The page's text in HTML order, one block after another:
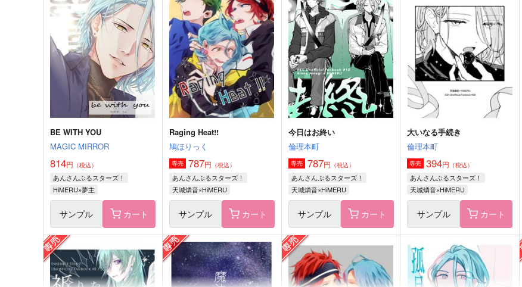
孤月に触れる
未実装器官
787 円（税込）
桜河こはく×HiMERU
サンプル 作品詳細
祈りをほどくまで
低空飛行
710円（税込）
HiMERU×風早巽
サンプル 作品詳細
なきごと 前編
街屋
897円（税込）
HiMERU×桜河こはく
サンプル 作品詳細
ダブセン短編2
usami
629円（税込）
天城燐音×HiMERU
サンプル 作品詳細
ヘビィグラビティビート
不滅宣言
home
Tranquilizer
BE WITH YOU
MAGIC MIRROR
814円 （税込）
あんさんぶるスターズ！
HiMERU×夢主
サンプル カート
Raging Heat!!
鳩ほりっく
専売 787円 （税込）
あんさんぶるスターズ！
天城燐音×HiMERU
サンプル カート
今日はお終い
倫理本町
専売 787円 （税込）
あんさんぶるスターズ！
天城燐音×HiMERU
サンプル カート
大いなる手続き
倫理本町
専売 394円 （税込）
あんさんぶるスターズ！
天城燐音×HiMERU
サンプル カート